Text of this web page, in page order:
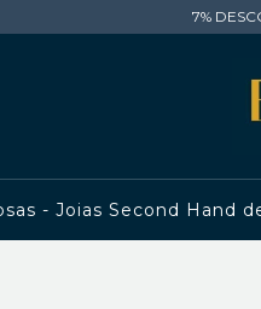
7%
- Joias Second Hand